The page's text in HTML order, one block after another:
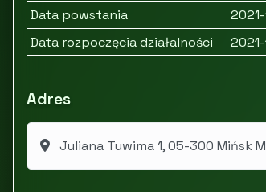
Data powstania
Data rozpoczęcia działalności
Adres
Juliana Tuwima 1, 05-300 Mińsk